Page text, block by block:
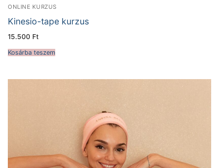
ONLINE KURZUS
Kinesio-tape kurzus
15.500 Ft
Kosárba teszem